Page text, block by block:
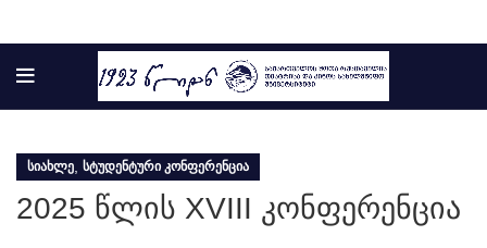
ᲡᲘᲐᲮᲚᲔ ᲡᲢᲣᲓᲔᲜᲢᲣᲠᲘ ᲙᲝᲜᲤᲔᲠᲔᲜᲪᲘᲐ
2025 წლის XVIII კონფერენცია